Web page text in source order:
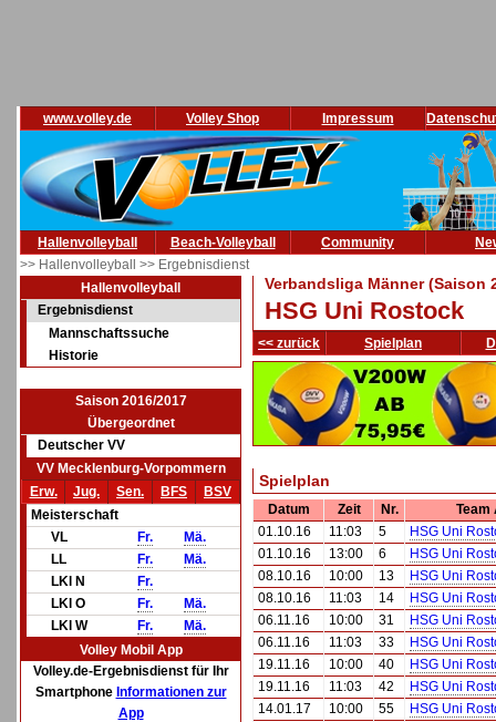
www.volley.de Volley Shop Impressum
Hallenvolleyball Beach-Volleyball Community
>> Hallenvolleyball >> Ergebnisdienst
Hallenvolleyball
Ergebnisdienst
Mannschaftssuche
Historie
Saison 2016/2017
Übergeordnet
Deutscher VV
VV Mecklenburg-Vorpommern
Erw.
Jug. Sen. BFS
BSV
Meisterschaft
VL
Fr.
Mä.
LL
Fr.
Mä.
LKl N
Fr.
LKl O
Fr.
Mä.
LKl W
Fr.
Mä.
Volley Mobil App
Volley.de-Ergebnisdienst für Ihr
Smartphone Informationen zur
App
Verbandsliga Männer (Saison
HSG Uni Rostock
<< zurück Spielplan
Spielplan
Datum Zeit Nr.
Team
01.10.16
11:03 5
HSG Uni
01.10.16
13:00 6
HSG Uni
08.10.16
10:00 13
HSG Uni
08.10.16
11:03 14
HSG Uni
06.11.16
10:00 31
HSG Uni
06.11.16
11:03 33
HSG Uni
19.11.16
10:00 40
HSG Uni
19.11.16
11:03 42
HSG Uni
14.01.17
10:00 55
HSG Uni